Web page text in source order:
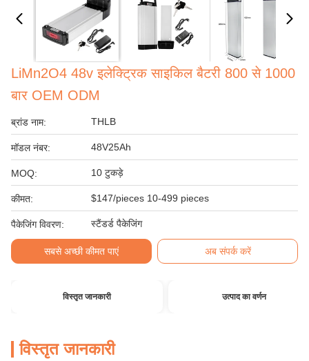
LiMn2O4 48v इलेक्ट्रिक साइकिल बैटरी 800 से 1000
बार OEM ODM
ब्रांड नाम: THLB
मॉडल नंबर: 48V25Ah
MOQ: 10 टुकड़े
कीमत: $147/pieces 10-499 pieces
पैकेजिंग विवरण: स्टैंडर्ड पैकेजिंग
सबसे अच्छी कीमत पाएं अब संपर्क करें
विस्तृत जानकारी उत्पाद का वर्णन
विस्तृत जानकारी